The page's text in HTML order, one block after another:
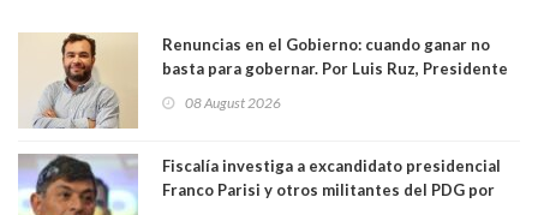
Renuncias en el Gobierno: cuando ganar no
basta para gobernar. Por Luis Ruz, Presidente
08 August 2026
Fiscalía investiga a excandidato presidencial
Franco Parisi y otros militantes del PDG por